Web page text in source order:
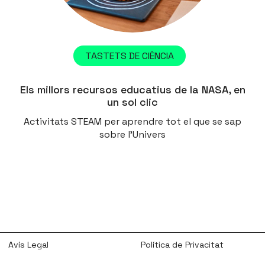
TASTETS DE CIÈNCIA
Els millors recursos educatius de la NASA, en
un sol clic
Activitats STEAM per aprendre tot el que se sap
sobre l'Univers
Avís Legal Política de Privacitat